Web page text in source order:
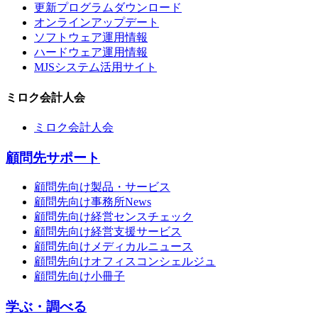
更新プログラムダウンロード
オンラインアップデート
ソフトウェア運用情報
ハードウェア運用情報
MJSシステム活用サイト
ミロク会計人会
ミロク会計人会
顧問先サポート
顧問先向け製品・サービス
顧問先向け事務所News
顧問先向け経営センスチェック
顧問先向け経営支援サービス
顧問先向けメディカルニュース
顧問先向けオフィスコンシェルジュ
顧問先向け小冊子
学ぶ・調べる